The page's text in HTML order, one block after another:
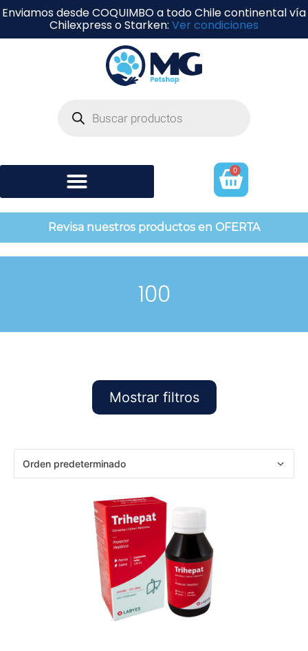
Enviamos desde COQUIMBO a todo Chile continental vía
Chilexpress o Starken: Ver condiciones
0
Revisa nuestros productos en OFERTA
100
Mostrar filtros